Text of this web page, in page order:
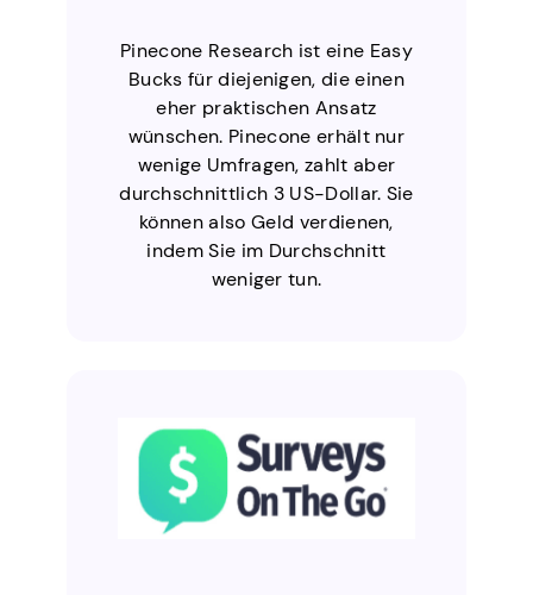
Pinecone Research ist eine Easy
Bucks für diejenigen, die einen
eher praktischen Ansatz
wünschen. Pinecone erhält nur
wenige Umfragen, zahlt aber
durchschnittlich 3 US-Dollar. Sie
können also Geld verdienen,
indem Sie im Durchschnitt
weniger tun.